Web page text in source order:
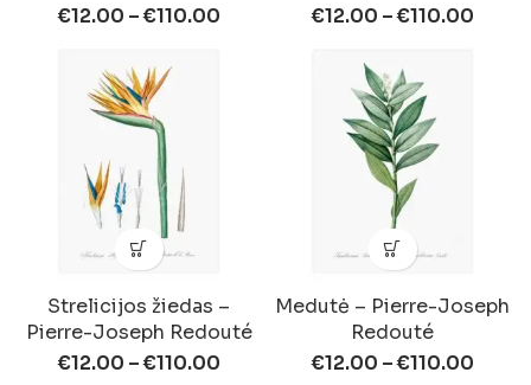
€12.00 –€110.00
€12.00 –€110.00
Strelicijos žiedas –
Pierre-Joseph Redouté
€12.00 –€110.00
Medutė – Pierre-Joseph
Redouté
€12.00 –€110.00